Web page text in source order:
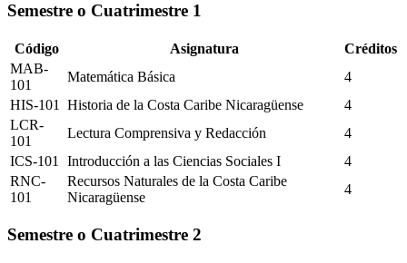
Semestre o Cuatrimestre 1
Código Asignatura
Créditos
MAB-
101
Matemática Básica
4
HIS-101
Historia de la Costa Caribe Nicaragüense
4
LCR-
101
Lectura Comprensiva y Redacción
4
ICS-101
Introducción a las Ciencias Sociales I
4
RNC-
101
Recursos Naturales de la Costa Caribe
Nicaragüense
4
Semestre o Cuatrimestre 2